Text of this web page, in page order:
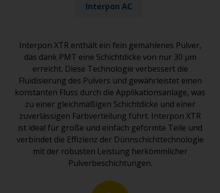
Interpon AC
Interpon XTR enthält ein fein gemahlenes Pulver,
das dank PMT eine Schichtdicke von nur 30 μm
erreicht. Diese Technologie verbessert die
Fluidisierung des Pulvers und gewährleistet einen
konstanten Fluss durch die Applikationsanlage, was
zu einer gleichmäßigen Schichtdicke und einer
zuverlässigen Farbverteilung führt. Interpon XTR
ist ideal für große und einfach geformte Teile und
verbindet die Effizienz der Dünnschichttechnologie
mit der robusten Leistung herkömmlicher
Pulverbeschichtungen.